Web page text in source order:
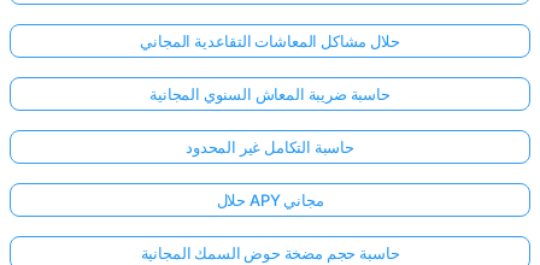
حلال مشاكل المعاشات التقاعدية المجاني
حاسبة ضريبة المعاش السنوي المجانية
حاسبة التكامل غير المحدود
حلال APY مجاني
حاسبة حجم مضخة حوض السمك المجانية